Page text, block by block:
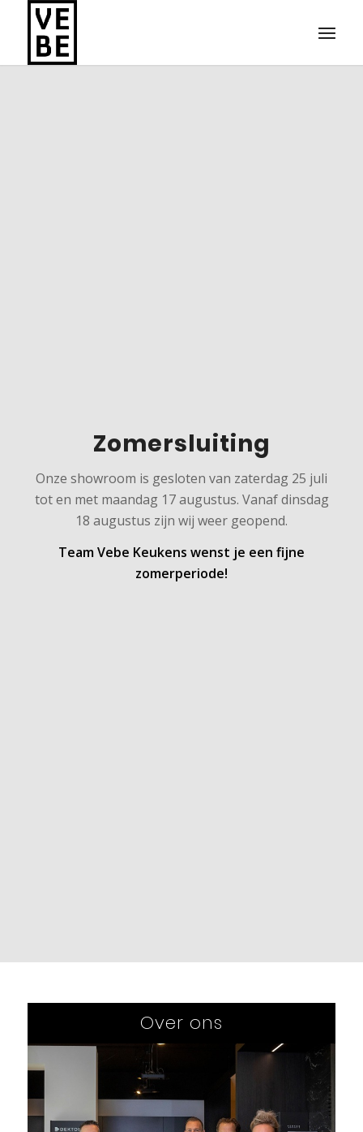
Zomersluiting
Onze showroom is gesloten van zaterdag 25 juli
tot en met maandag 17 augustus. Vanaf dinsdag
18 augustus zijn wij weer geopend.
Team Vebe Keukens wenst je een fijne
zomerperiode!
Over ons